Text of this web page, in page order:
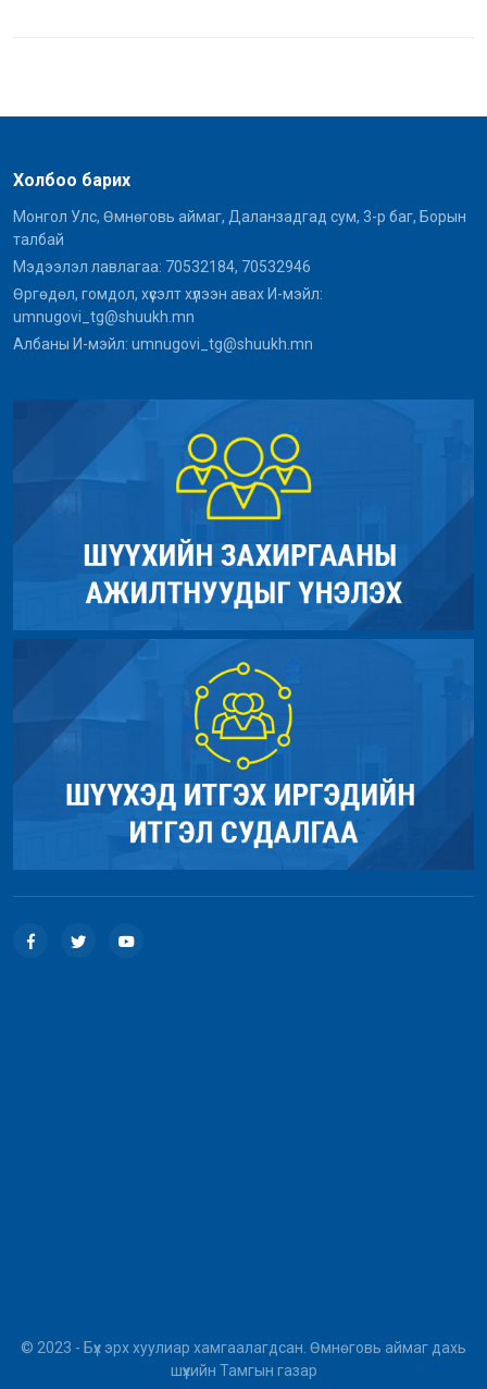
Холбоо барих
Монгол Улс, Өмнөговь аймаг, Даланзадгад сум, 3-р баг, Борын
талбай
Мэдээлэл лавлагаа: 70532184, 70532946
Өргөдөл, гомдол, хүсэлт хүлээн авах И-мэйл:
umnugovi_tg@shuukh.mn
Албаны И-мэйл: umnugovi_tg@shuukh.mn
© 2023 - Бүх эрх хуулиар хамгаалагдсан. Өмнөговь аймаг дахь
шүүхийн Тамгын газар